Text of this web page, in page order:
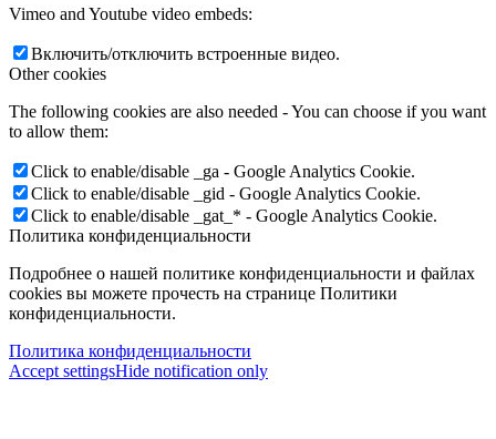
Vimeo and Youtube video embeds:
Включить/отключить встроенные видео.
Other cookies
The following cookies are also needed - You can choose if you want
to allow them:
Click to enable/disable _ga - Google Analytics Cookie.
Click to enable/disable _gid - Google Analytics Cookie.
Click to enable/disable _gat_* - Google Analytics Cookie.
Политика конфиденциальности
Подробнее о нашей политике конфиденциальности и файлах
cookies вы можете прочесть на странице Политики
конфиденциальности.
Политика конфиденциальности
Accept settingsHide notification only